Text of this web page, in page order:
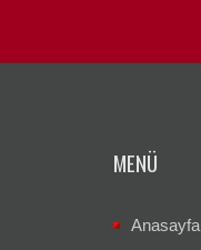
MENÜ
Anasayfa